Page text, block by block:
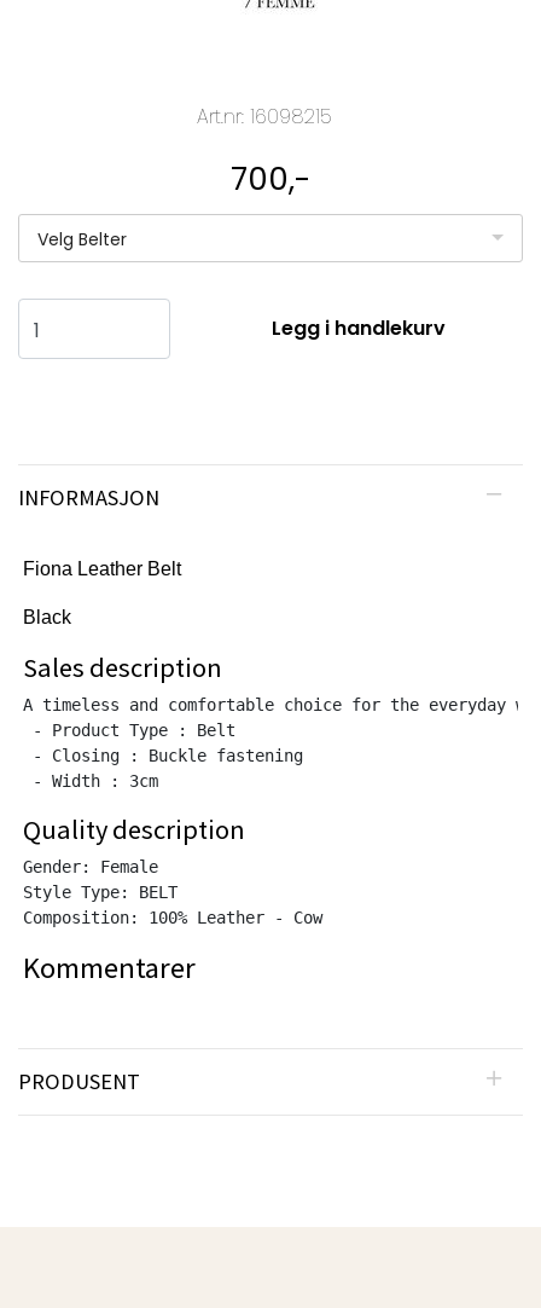
Art.nr: 16098215
700,-
Velg Belter
Legg i handlekurv
INFORMASJON
Fiona Leather Belt
Black
Sales description
A timeless and comfortable choice for the everyday
- Product Type : Belt
- Closing : Buckle fastening
Quality description
Gender: Female
Style Type: BELT
Composition: 100% Leather - Cow
Kommentarer
PRODUSENT